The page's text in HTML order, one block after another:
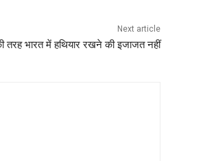
Next article
तरह भारत में हथियार रखने की इजाजत नहीं